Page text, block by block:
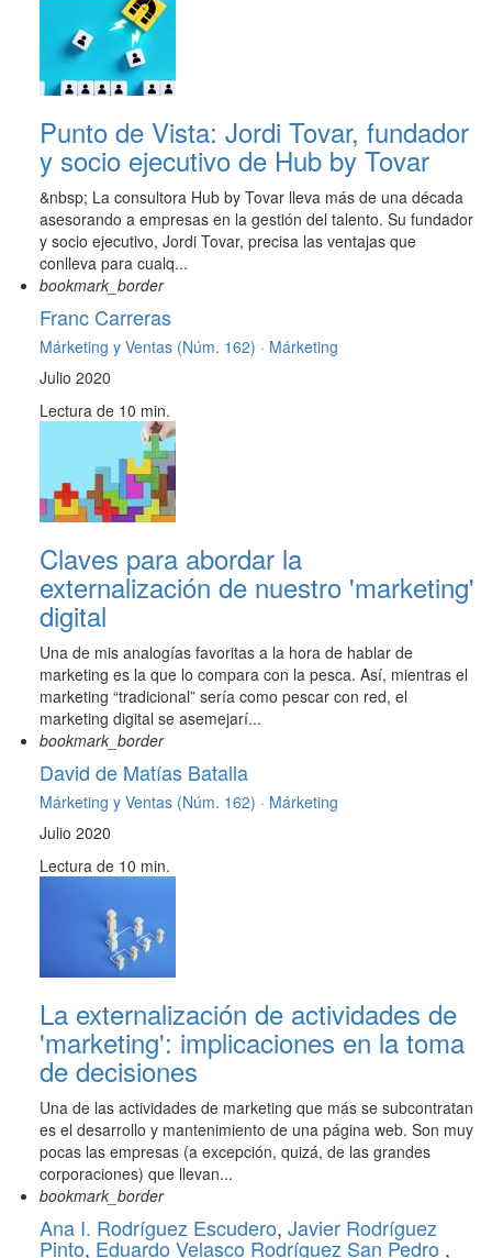
Punto de Vista: Jordi Tovar, fundador
y socio ejecutivo de Hub by Tovar
&nbsp; La consultora Hub by Tovar lleva más de una década
asesorando a empresas en la gestión del talento. Su fundador
y socio ejecutivo, Jordi Tovar, precisa las ventajas que
conlleva para cualq...
bookmark_border
Franc Carreras
Márketing y Ventas (Núm. 162) · Márketing
Julio 2020
Lectura de 10 min.
Claves para abordar la
externalización de nuestro 'marketing'
digital
Una de mis analogías favoritas a la hora de hablar de
marketing es la que lo compara con la pesca. Así, mientras el
marketing “tradicional” sería como pescar con red, el
marketing digital se asemejarí...
bookmark_border
David de Matías Batalla
Márketing y Ventas (Núm. 162) · Márketing
Julio 2020
Lectura de 10 min.
La externalización de actividades de
'marketing': implicaciones en la toma
de decisiones
Una de las actividades de marketing que más se subcontratan
es el desarrollo y mantenimiento de una página web. Son muy
pocas las empresas (a excepción, quizá, de las grandes
corporaciones) que llevan...
bookmark_border
Ana I. Rodríguez Escudero, Javier Rodríguez
Pinto, Eduardo Velasco Rodríguez San Pedro ,